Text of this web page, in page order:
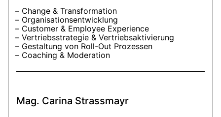
Change & Transformation
Organisationsentwicklung
Customer & Employee Experience
Vertriebsstrategie & Vertriebsaktivierung
Gestaltung von Roll-Out Prozessen
Coaching & Moderation
Mag. Carina Strassmayr